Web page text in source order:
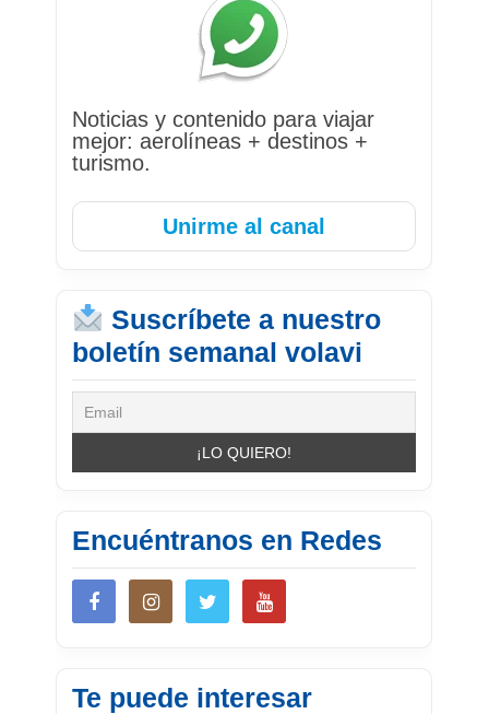
Noticias y contenido para viajar
mejor: aerolíneas + destinos +
turismo.
Unirme al canal
Suscríbete a nuestro
boletín semanal volavi
Encuéntranos en Redes
Te puede interesar